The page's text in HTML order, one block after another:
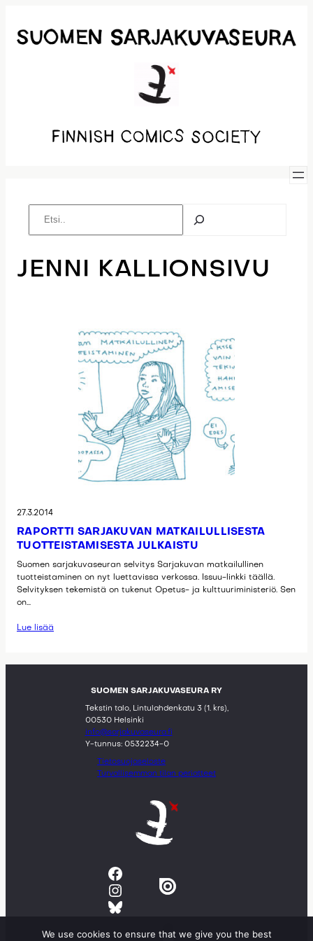
sisältöön
JENNI KALLIONSIVU
27.3.2014
RAPORTTI SARJAKUVAN MATKAILULLISESTA
TUOTTEISTAMISESTA JULKAISTU
Suomen sarjakuvaseuran selvitys Sarjakuvan matkailullinen
tuotteistaminen on nyt luettavissa verkossa. Issuu-linkki täällä.
Selvityksen tekemistä on tukenut Opetus- ja kulttuuriministeriö. Sen
on…
Lue lisää
SUOMEN SARJAKUVASEURA RY
Tekstin talo, Lintulahdenkatu 3 (1. krs),
00530 Helsinki
info@sarjakuvaseura.fi
Y-tunnus: 0532234-0
Tietosuojaseloste
Turvallisemman tilan periatteet
Facebook
Instagram
Bluesky
We use cookies to ensure that we give you the best